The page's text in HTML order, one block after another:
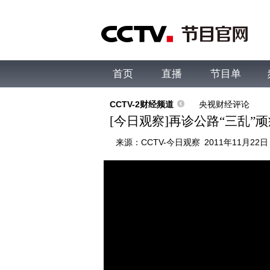
首页 直播 节目单
综合 新闻 财经 综艺 中文国际
CCTV-2财经频道 央视财经评论
[今日观察]再诊公路“三乱”
来源： CCTV-今日观察 2011年11月22